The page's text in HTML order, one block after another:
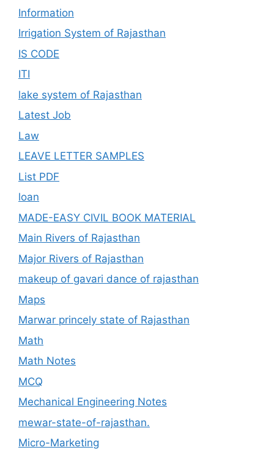
Information
Irrigation System of Rajasthan
IS CODE
ITI
lake system of Rajasthan
Latest Job
Law
LEAVE LETTER SAMPLES
List PDF
loan
MADE-EASY CIVIL BOOK MATERIAL
Main Rivers of Rajasthan
Major Rivers of Rajasthan
makeup of gavari dance of rajasthan
Maps
Marwar princely state of Rajasthan
Math
Math Notes
MCQ
Mechanical Engineering Notes
mewar-state-of-rajasthan.
Micro-Marketing